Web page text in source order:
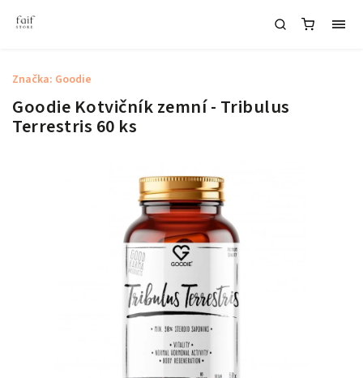
Goodie Kotvičník zemní - Tribulus
Terrestris 60 ks
Značka: Goodie